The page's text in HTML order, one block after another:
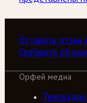
Оставить отзыв
Сообщить об
Орфей медиа